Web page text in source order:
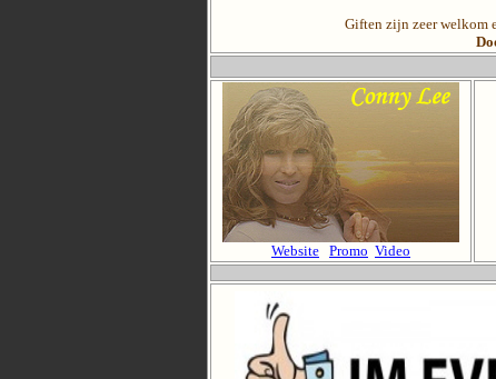
Giften zijn zeer welkom
Website Promo Video